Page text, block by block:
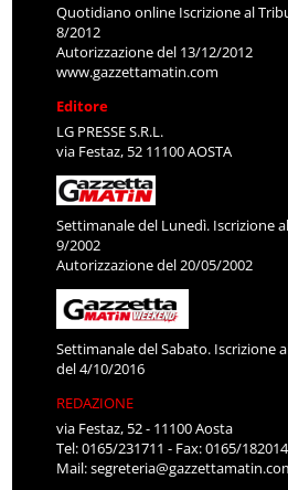
Quotidiano online Iscrizione al
8/2012
Autorizzazione del 13/12/2012
www.gazzettamatin.com
Editore
LG PRESSE S.R.L.
via Festaz, 52 11100 AOSTA
Settimanale del Lunedì. Iscrizione
9/2002
Autorizzazione del 20/05/2002
Settimanale del Sabato. Iscrizione
del 4/10/2016
REDAZIONE
via Festaz, 52 - 11100 Aosta
Tel: 0165/231711 - Fax: 0165/
Mail: